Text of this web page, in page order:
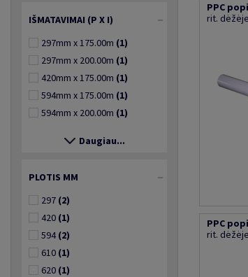
IŠMATAVIMAI (P X I)
297mm x 175.00m (1)
297mm x 200.00m (1)
420mm x 175.00m (1)
594mm x 175.00m (1)
594mm x 200.00m (1)
Daugiau...
PLOTIS MM
297 (2)
420 (1)
594 (2)
610 (1)
620 (1)
PPC
rit. dėžėje
PPC
rit. dėžėje